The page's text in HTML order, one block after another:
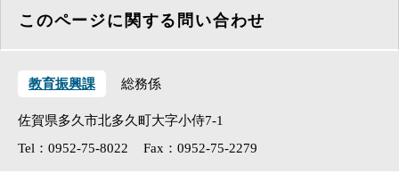
このページに関する問い合わせ
教育振興課 総務係
佐賀県多久市北多久町大字小侍7-1
Tel：0952-75-8022
Fax：0952-75-2279